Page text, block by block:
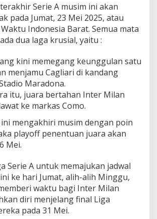
Serie A musim ini akan
pada Jumat, 23 Mei 2025, atau
Indonesia Barat. Semua mata
dua laga krusial, yaitu :
kini memegang keunggulan satu
menjamu Cagliari di kandang
Maradona.
itu, juara bertahan Inter Milan
ke markas Como.
ini mengakhiri musim dengan poin
playoffpenentuan juara akan
Mei.
Serie A untuk memajukan jadwal
ke hari Jumat, alih-alih Minggu,
waktu bagi Inter Milan
diri menjelang final Liga
pada 31 Mei.